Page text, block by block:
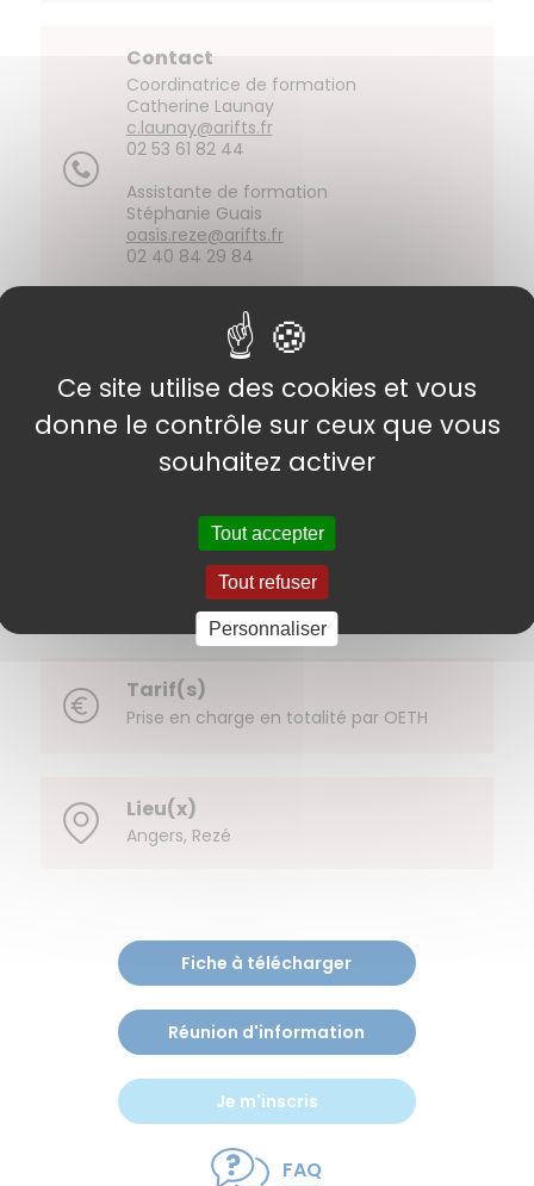
Contact
Coordinatrice de formation
Catherine Launay
c.launay@arifts.fr
02 53 61 82 44
Assistante de formation
Stéphanie Guais
oasis.reze@arifts.fr
02 40 84 29 84
Calendrier
INSCRIPTIONS OUVERTES
: Pré-positionnement et Parcours
Trajectoire
Angers - Rezé : de mi-
novembre 2025 à début avril 2026
Tarif(s)
Prise en charge en totalité par OETH
Lieu(x)
Angers, Rezé
Fiche à télécharger
Réunion d'information
Je m'inscris
FAQ
Ce site utilise des cookies et vous
donne le contrôle sur ceux que vous
souhaitez activer
Tout accepter
Tout refuser
Personnaliser